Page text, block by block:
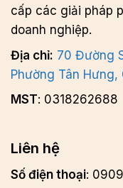
cấp các giải pháp
doanh nghiệp.
Địa chỉ: 70 Đường
Phường Tân Hưng,
MST: 0318262688
Liên hệ
Số điện thoại: